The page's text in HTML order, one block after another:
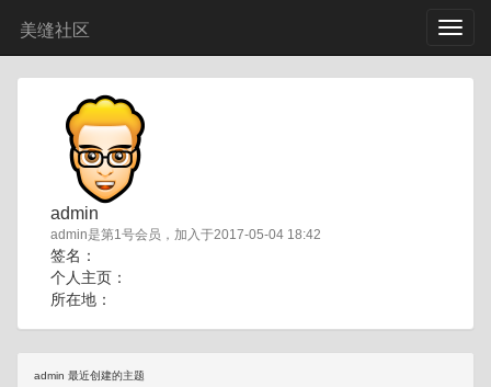
美缝社区
admin
admin是第1号会员，加入于2017-05-04 18:42
签名：
个人主页：
所在地：
admin 最近创建的主题